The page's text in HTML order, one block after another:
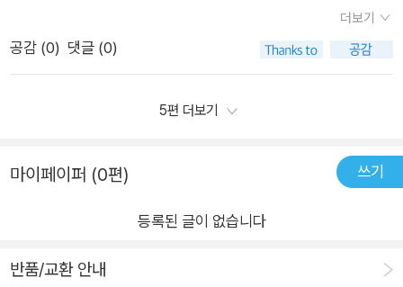
다. 지금 현 상태에 대한 만족스럽지 못한 부분을 배움을 통해 채
워나가야 한다.1인 기업을 위한 기본적인 마인드셋을 확립했다면
다음은 퍼스널 브랜딩의 근간이 될수 있는 나의 본질을 찾는 고민
과 훈련을 할 차례이다. 스스로에 대한 질문을 통해 자신이 관심
남에게 어떤 도움을 줄 수 있는지 찾아보는 노력이 필요하다. 이
렇게 찾은 나에 대한 본질이 브랜딩의 탄탄한 기초가 될 것이다.
그렇게 찾은 나의 본질과 가치에 맞는 글쓰기를 시도한다. 매일
있는 글감들을 찾는다. 제일 중요한 것은 이런 노력이 일회성이
을 하거나 새로운 발명을 하는데도 매우 유익한 방법이죠. 질문을
통해 새로운 변화를 이끌어내고 새로운 시간으로 세상을 변화하
자도 책을 써서 독자들이 강의요청이 쏟아졌다고 하죠. 책을 쓰고
겠죠. 이를 이루기 위해서는 '즐거움'이 필요하다고 합니다. 책을
을 통해 조금식 즐거움을 끌어올려야 합니다. 책은 대상이 필요한
여기에 끈기라는 노력도 중요하다고 합니다. 책쓰기는 인생을 바
달라집니다.일을 대하는 태도에 따라서도 많은 영향을 받습니다.
일은 곧 삶이고 일하지 않고 소비만 하는 삶에는 만족을 얻을 수
가 있습니다. 퍼스널 브랜딩을 위해 블로그 운영을 하는 사람들이
브랜딩이 가능해지는 것은 아닙니다.진정한 퍼스널 브랜딩은 자
신 안에 있는 것을 깊이 들여다보고 타인과의 연결점을 찾아 진정
성 있는 글을 쓸 때 비로소 가능합니다.읽는 이를 배려하지 않고
합하지 않습니다.읽는 이의 관점에서 글을 써야 공감을 얻을 수
더보기
공감 (0) 댓글 (0)
5편 더보기
마이페이퍼 (0편) 쓰기
등록된 글이 없습니다
반품/교환 안내